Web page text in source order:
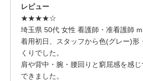
レビュー
★★★★☆
埼玉県 50代 女性 看護師・准看護師
着用初日、スタッフから色(グレー)形
くりでした。
肩や背中・腕・腰回りと窮屈感を感
できました。